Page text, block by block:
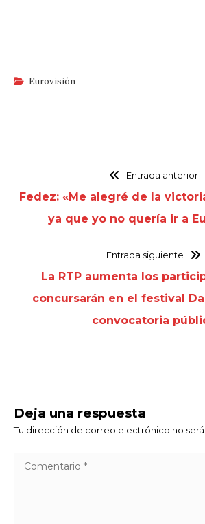
Eurovisión
Entrada anterior
Fedez: «Me alegré de la
ya que yo no quería ir a
Entrada siguiente
La RTP aumenta los
concursarán en el festival
convocatoria
Deja una respuesta
Tu dirección de correo electrónico no será